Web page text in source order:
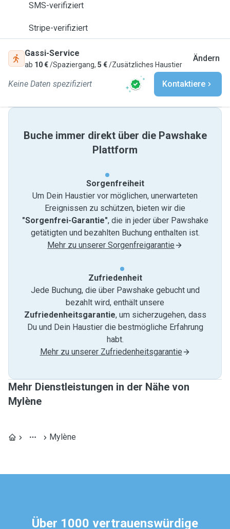
SMS-verifiziert
Stripe-verifiziert
Gassi-Service
ab 10 €/Spaziergang, 5 €/Zusätzliches Haustier
Ändern
Keine Daten spezifiziert Kontaktiere
Buche immer direkt über die Pawshake
Plattform
Sorgenfreiheit
Um Dein Haustier vor möglichen, unerwarteten
Ereignissen zu schützen, bieten wir die
"Sorgenfrei-Garantie", die in jeder über Pawshake
getätigten und bezahlten Buchung enthalten ist.
Mehr zu unserer Sorgenfreigarantie
Zufriedenheit
Jede Buchung, die über Pawshake gebucht und
bezahlt wird, enthält unsere
Zufriedenheitsgarantie, um sicherzugehen, dass
Du und Dein Haustier die bestmögliche Erfahrung
habt.
Mehr zu unserer Zufriedenheitsgarantie
Mehr Dienstleistungen in der Nähe von
Mylène
Mylène
Über 1000 vertrauenswürdige